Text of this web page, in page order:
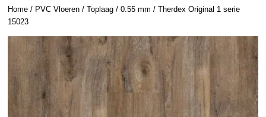
Home / PVC Vloeren /Toplaag /0.55 mm / Therdex Original 1 serie
15023